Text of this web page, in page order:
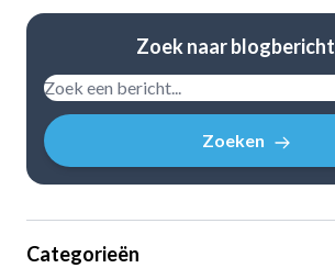
Zoek naar
Zoeken
Categorieën